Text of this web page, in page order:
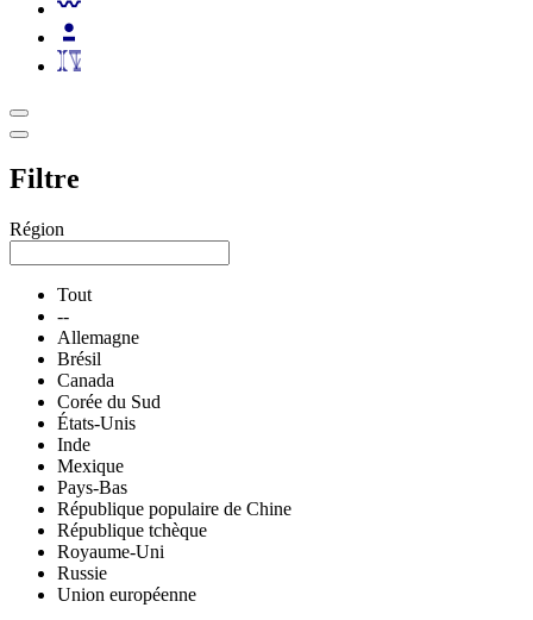
Filtre
Région
Tout
--
Allemagne
Brésil
Canada
Corée du Sud
États-Unis
Inde
Mexique
Pays-Bas
République populaire de Chine
République tchèque
Royaume-Uni
Russie
Union européenne